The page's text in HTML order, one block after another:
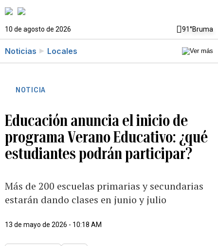
10 de agosto de 2026 91°Bruma
Noticias Locales
NOTICIA
Educación anuncia el inicio de
programa Verano Educativo: ¿qué
estudiantes podrán participar?
Más de 200 escuelas primarias y secundarias
estarán dando clases en junio y julio
13 de mayo de 2026 - 10:18 AM